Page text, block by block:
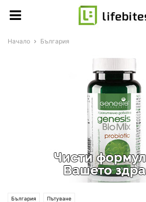
Начало България
България Пътуване